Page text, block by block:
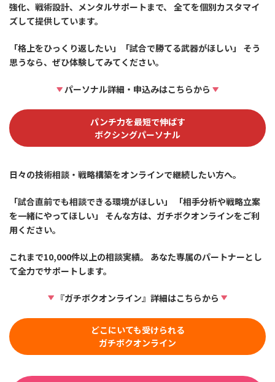
強化、戦術設計、メンタルサポートまで、 全てを個別カスタマイ
ズして提供しています。
「格上をひっくり返したい」「試合で勝てる武器がほしい」 そう
思うなら、ぜひ体験してみてください。
パーソナル詳細・申込みはこちらから
パンチ力を最短で伸ばす
ボクシングパーソナル
日々の技術相談・戦略構築をオンラインで継続したい方へ。
「試合直前でも相談できる環境がほしい」 「相手分析や戦略立案
を一緒にやってほしい」 そんな方は、ガチボクオンラインをご利
用ください。
これまで10,000件以上の相談実績。 あなた専属のパートナーとし
て全力でサポートします。
『ガチボクオンライン』詳細はこちらから
どこにいても受けられる
ガチボクオンライン